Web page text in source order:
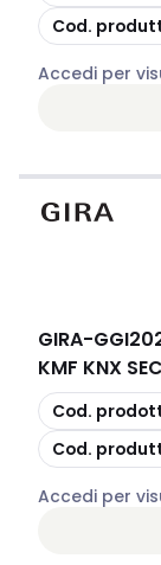
copia
Cod.
Accedi per
GIRA-
KMF KNX
copia
Cod.
copia
Cod.
Accedi per